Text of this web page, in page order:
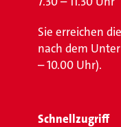
Sie erreichen
nach dem
– 10.00 Uhr).
Schnellzugriff